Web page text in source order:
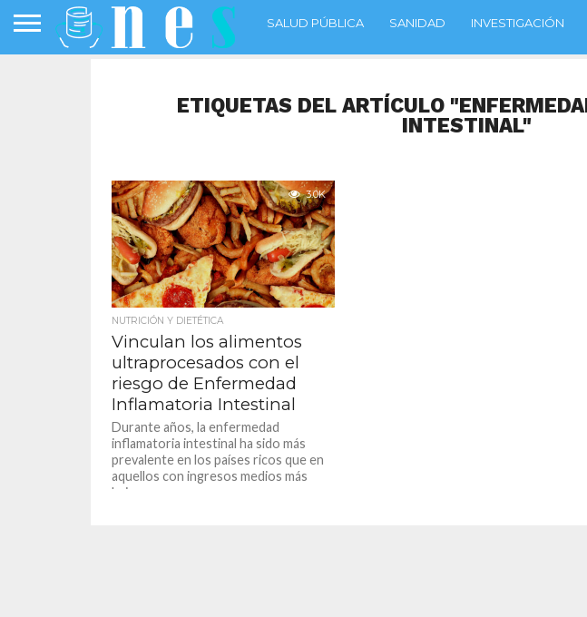
SALUD PÚBLICA SANIDAD INVESTIGACIÓN
ETIQUETAS DEL ARTÍCULO
INTESTINAL"
3.0K
NUTRICIÓN Y DIETÉTICA
Vinculan los alimentos
ultraprocesados con el
riesgo de Enfermedad
Inflamatoria Intestinal
Durante años, la enfermedad
inflamatoria intestinal ha sido más
prevalente en los países ricos que en
aquellos con ingresos medios más
bajos....